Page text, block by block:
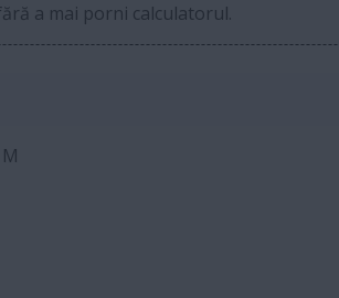
a mai porni calculatorul.